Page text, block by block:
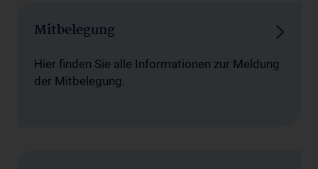
Mitbelegung
Hier finden Sie alle Informationen zur Meldung
der Mitbelegung.